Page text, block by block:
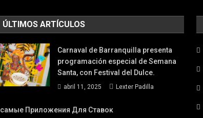
ÚLTIMOS ARTÍCULOS
Carnaval de Barranquilla presenta
programación especial de Semana
Santa, con Festival del Dulce.
abril 11, 2025 Lexter Padilla
самые Приложения Для Ставок